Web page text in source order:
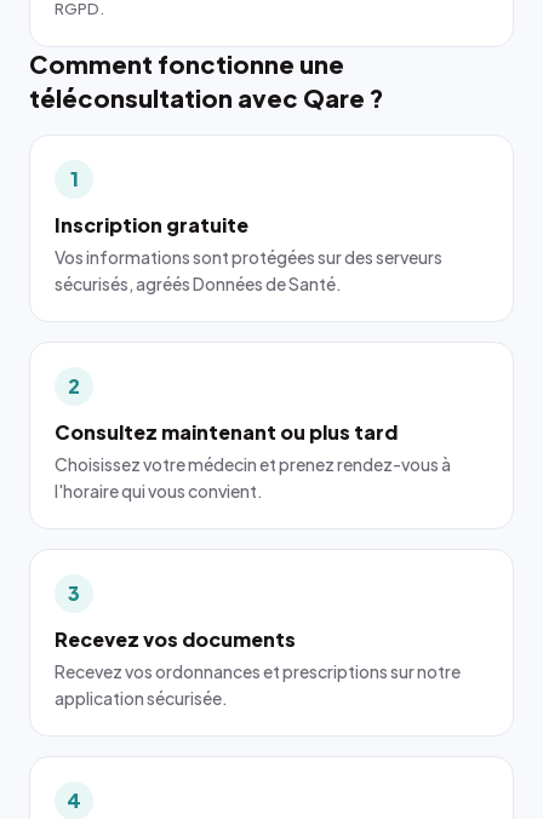
RGPD.
Comment fonctionne une
téléconsultation avec Qare ?
1
Inscription gratuite
Vos informations sont protégées sur des serveurs
sécurisés, agréés Données de Santé.
2
Consultez maintenant ou plus tard
Choisissez votre médecin et prenez rendez-vous à
l'horaire qui vous convient.
3
Recevez vos documents
Recevez vos ordonnances et prescriptions sur notre
application sécurisée.
4